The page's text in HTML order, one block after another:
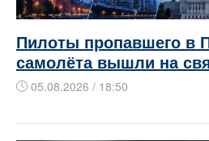
Пилоты пропавшего в
самолёта вышли на
05.08.2026 / 18:50